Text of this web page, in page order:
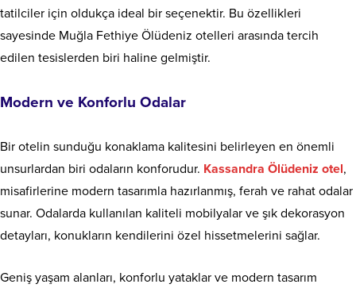
tatilciler için oldukça ideal bir seçenektir. Bu özellikleri
sayesinde Muğla Fethiye Ölüdeniz otelleri arasında tercih
edilen tesislerden biri haline gelmiştir.
Modern ve Konforlu Odalar
Bir otelin sunduğu konaklama kalitesini belirleyen en önemli
unsurlardan biri odaların konforudur. Kassandra Ölüdeniz otel,
misafirlerine modern tasarımla hazırlanmış, ferah ve rahat odalar
sunar. Odalarda kullanılan kaliteli mobilyalar ve şık dekorasyon
detayları, konukların kendilerini özel hissetmelerini sağlar.
Geniş yaşam alanları, konforlu yataklar ve modern tasarım